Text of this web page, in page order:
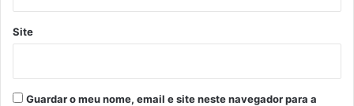
Site
Guardar o meu nome, email e site neste navegador para a